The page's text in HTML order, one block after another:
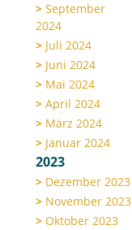
September
2024
Juli 2024
Juni 2024
Mai 2024
April 2024
März 2024
Januar 2024
2023
Dezember 2023
November 2023
Oktober 2023